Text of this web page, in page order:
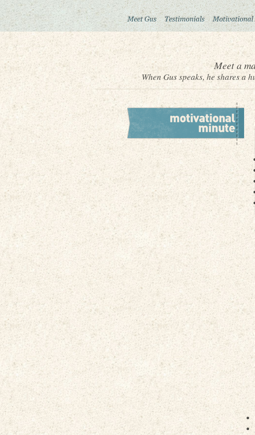
Meet a
When Gus speaks, he shares